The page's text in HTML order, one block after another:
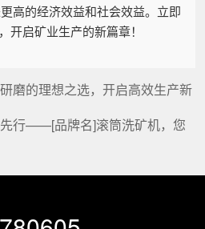
高的经济效益和社会效益。立即
开启矿业生产的新篇章！
磨的理想之选，开启高效生产新
行——[品牌名]滚筒洗矿机，您